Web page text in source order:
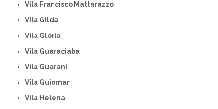
Vila Francisco Mattarazzo
Vila Gilda
Vila Glória
Vila Guaraciaba
Vila Guarani
Vila Guiomar
Vila Helena